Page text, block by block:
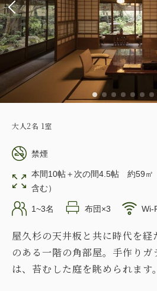
大人2名 1室
禁煙
本間10帖＋次の間4.5帖 約59㎡
含む）
1~3名 布団×3 Wi-
屋久杉の天井板と共に時代を経
のある一階の角部屋。手作りガ
は、苔むした庭を眺められます。